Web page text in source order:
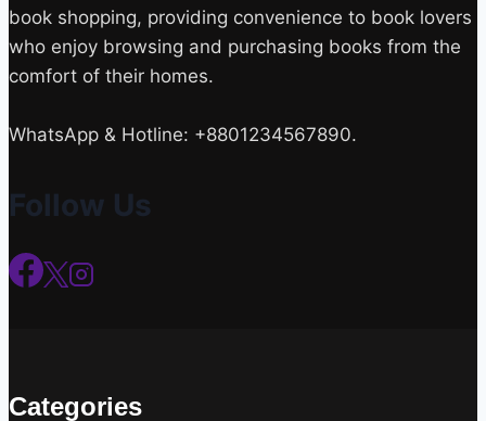
book shopping, providing convenience to book lovers
who enjoy browsing and purchasing books from the
comfort of their homes.
WhatsApp & Hotline: +8801234567890.
Follow Us
Categories